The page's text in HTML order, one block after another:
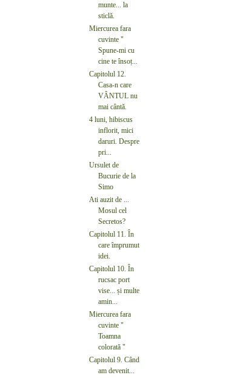
munte... la
sticlă.
Miercurea fara
cuvinte "
Spune-mi cu
cine te însoț...
Capitolul 12.
Casa-n care
VÂNTUL nu
mai cântă.
4 luni, hibiscus
inflorit, mici
daruri. Despre
pri...
Ursulet de
Bucurie de la
Simo
Ati auzit de ...
Mosul cel
Secretos?
Capitolul 11. În
care împrumut
idei.
Capitolul 10. În
rucsac port
vise... și multe
amin...
Miercurea fara
cuvinte "
Toamna
colorată "
Capitolul 9. Când
am devenit...